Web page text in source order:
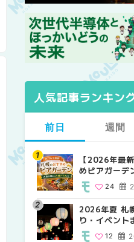
人気記事ランキン
前日
【2026年最
めビアガーデ
順に徹底紹介
穴場テラス
HOKKAIDO
24
2026年夏 札
り・イベント
MouLa12
週間